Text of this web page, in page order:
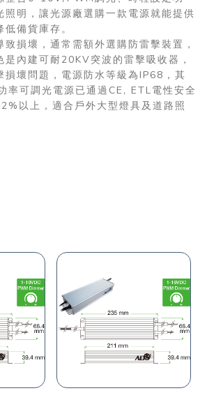
照明，讓光源廠選購一款電源就能提供
備貨庫存。
致損壞，通常需額外選購防雷擊裝置，
內建可耐20KV突波的雷擊吸收器，
損壞問題，電源防水等級為IP68，其
可調光電源已通過CE, ETL電性安全
以上，適合戶外大型燈具及道路照